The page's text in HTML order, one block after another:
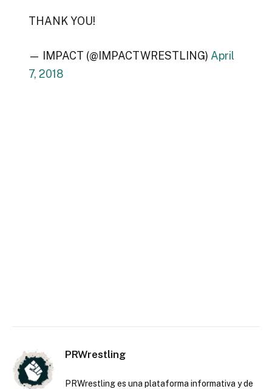
THANK YOU!
— IMPACT (@IMPACTWRESTLING) April
7, 2018
PRWrestling
PRWrestling es una plataforma informativa y de